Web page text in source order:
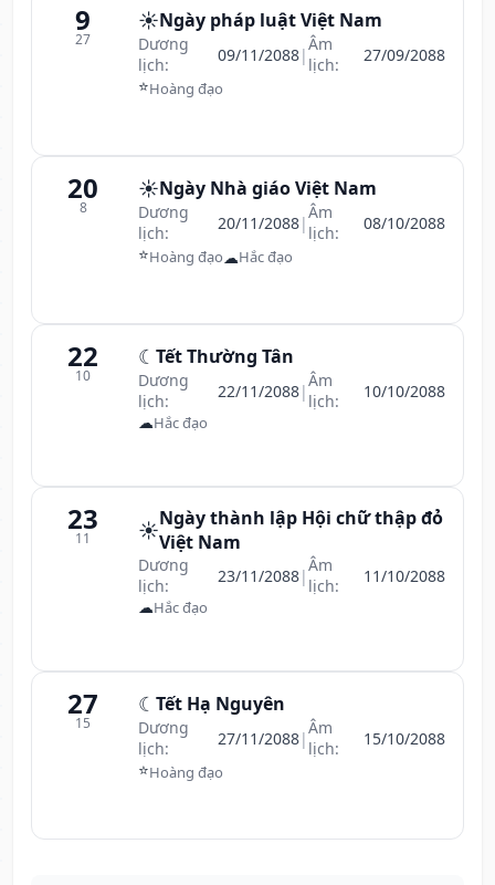
9
27
☀️Ngày pháp luật Việt Nam
Dương
lịch:
09/11/2088|Âm
lịch:
27/09/2088
⭐Hoàng đạo
20
8
☀️Ngày Nhà giáo Việt Nam
Dương
lịch:
20/11/2088|Âm
lịch:
08/10/2088
⭐Hoàng đạo☁Hắc đạo
22
10
☾ Tết Thường Tân
Dương
lịch:
22/11/2088|Âm
lịch:
10/10/2088
☁Hắc đạo
23
11 ☀️Ngày thành lập Hội chữ thập đỏ
Việt Nam
Dương
lịch:
23/11/2088|Âm
lịch:
11/10/2088
☁Hắc đạo
27
15
☾ Tết Hạ Nguyên
Dương
lịch:
27/11/2088|Âm
lịch:
15/10/2088
⭐Hoàng đạo